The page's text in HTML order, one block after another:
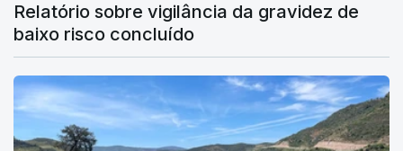
Relatório sobre vigilância da gravidez de
baixo risco concluído